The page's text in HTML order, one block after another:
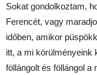
Sokat gondolkoztam,
Ferencét, vagy
időben, amikor
itt, a mi körülményeink
föllángolt és föllángol a